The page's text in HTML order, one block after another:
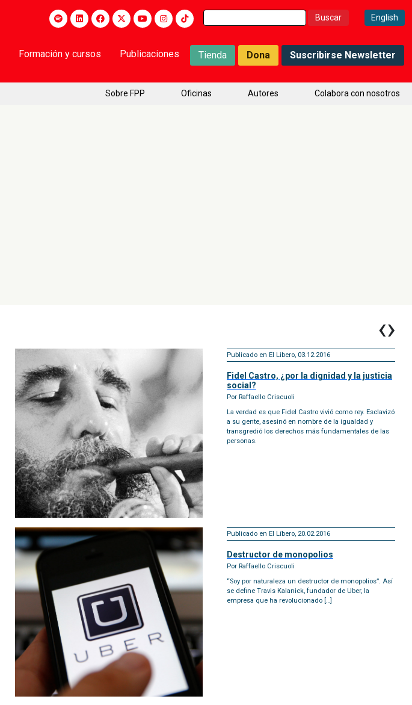
Buscar: English
Formación y cursos Publicaciones Tienda Dona Suscribirse Newsletter
Sobre FPP Oficinas Autores Colabora con nosotros
Publicado en El Libero, 03.12.2016
Fidel Castro, ¿por la dignidad y la justicia
social?
Por Raffaello Criscuoli
La verdad es que Fidel Castro vivió como rey. Esclavizó
a su gente, asesinó en nombre de la igualdad y
transgredió los derechos más fundamentales de las
personas.
Publicado en El Líbero, 20.02.2016
Destructor de monopolios
Por Raffaello Criscuoli
“Soy por naturaleza un destructor de monopolios”. Así
se define Travis Kalanick, fundador de Uber, la
empresa que ha revolucionado […]
‹›